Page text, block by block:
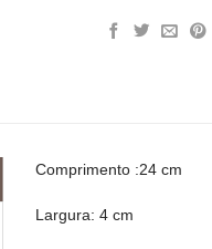
Comprimento :24 cm
Largura: 4 cm